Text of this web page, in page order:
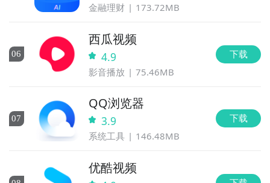
金融理财 173.72MB
06
西瓜视频
4.9
影音播放 75.46MB
下载
07
QQ浏览器
3.9
系统工具 146.48MB
下载
优酷视频